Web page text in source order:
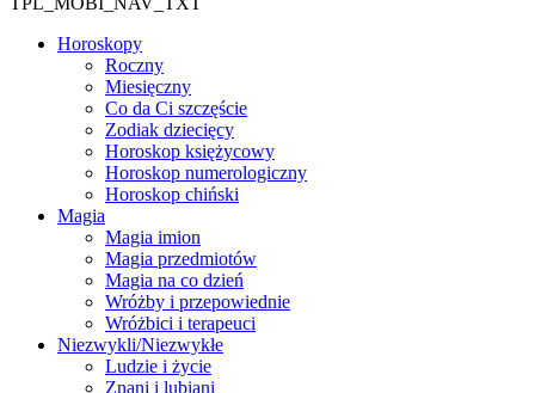
Horoskopy
Roczny
Miesięczny
Co da Ci szczęście
Zodiak dziecięcy
Horoskop księżycowy
Horoskop numerologiczny
Horoskop chiński
Magia
Magia imion
Magia przedmiotów
Magia na co dzień
Wróżby i przepowiednie
Wróżbici i terapeuci
Niezwykli/Niezwykłe
Ludzie i życie
Znani i lubiani